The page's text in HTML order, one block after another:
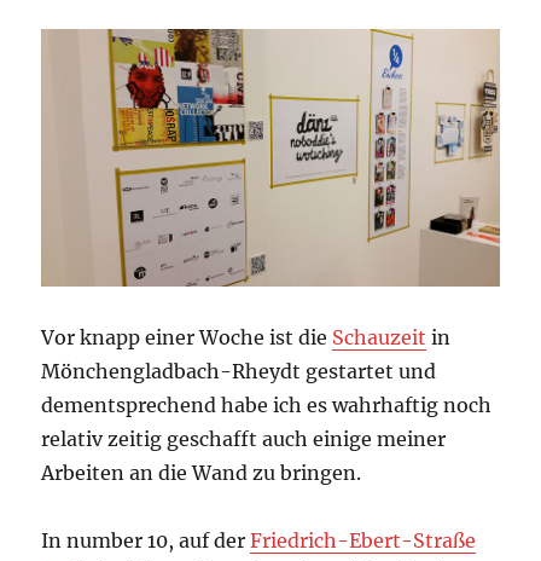
Vor knapp einer Woche ist die Schauzeit in
Mönchengladbach-Rheydt gestartet und
dementsprechend habe ich es wahrhaftig noch
relativ zeitig geschafft auch einige meiner
Arbeiten an die Wand zu bringen.
In number 10, auf derFriedrich-Ebert-Straße